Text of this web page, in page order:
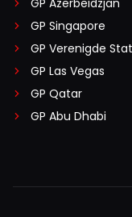
GP Singapore
GP Verenigde
GP Las Vegas
GP Qatar
GP Abu Dhabi